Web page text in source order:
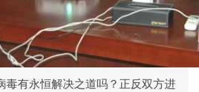
毒有永恒解决之道吗？ 正反双方进